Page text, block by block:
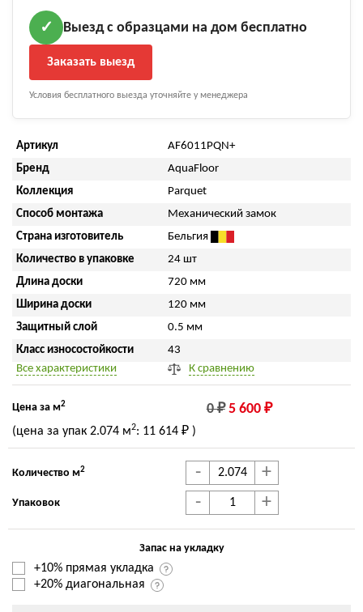
✓ Выезд с образцами на дом бесплатно
Заказать выезд
Условия бесплатного выезда уточняйте у менеджера
Артикул
AF6011PQN+
Бренд
AquaFloor
Коллекция
Parquet
Способ монтажа
Механический замок
Страна изготовитель
Бельгия
Количество в упаковке
24 шт
Длина доски
720 мм
Ширина доски
120 мм
Защитный слой
0.5 мм
Класс износостойкости
43
Все характеристики
К сравнению
Цена за м2 0 ₽ 5 600 ₽
(цена за упак 2.074 м2: 11 614 ₽ )
Количество м2 - +
Упаковок - +
Запас на укладку
+10% прямая укладка
+20% диагональная